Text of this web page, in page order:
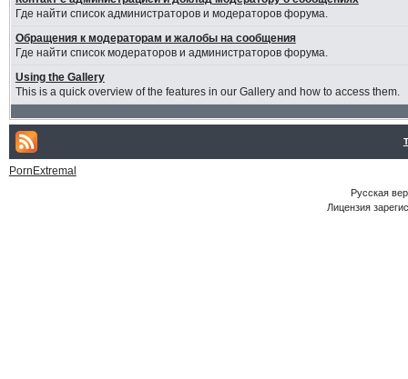
Где найти список администраторов и модераторов форума.
Обращения к модераторам и жалобы на сообщения
Где найти список модераторов и администраторов форума.
Using the Gallery
This is a quick overview of the features in our Gallery and how to access them.
PornExtremal
Русская
Лицензия